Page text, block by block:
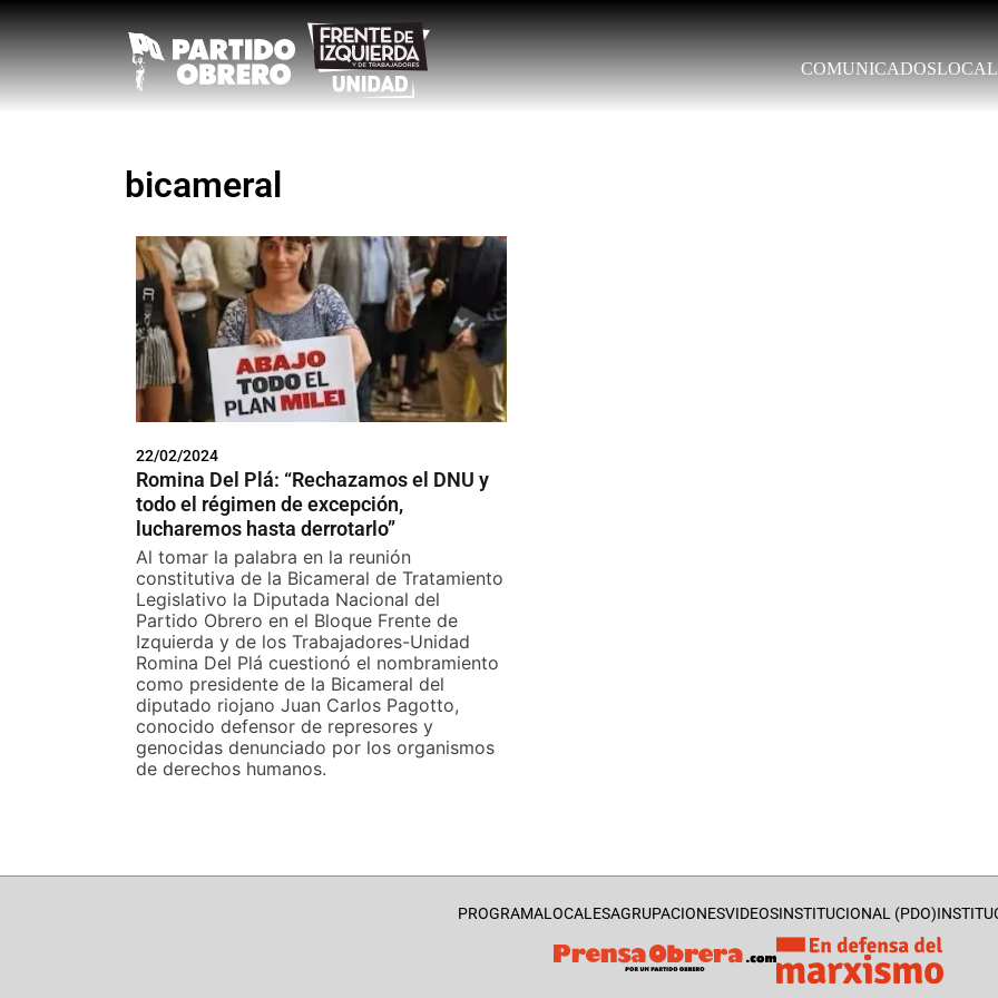
COMUNICADOS
bicameral
22/02/2024
Romina Del Plá: “Rechazamos el DNU y
todo el régimen de excepción,
lucharemos hasta derrotarlo”
Al tomar la palabra en la reunión
constitutiva de la Bicameral de Tratamiento
Legislativo la Diputada Nacional del
Partido Obrero en el Bloque Frente de
Izquierda y de los Trabajadores-Unidad
Romina Del Plá cuestionó el nombramiento
como presidente de la Bicameral del
diputado riojano Juan Carlos Pagotto,
conocido defensor de represores y
genocidas denunciado por los organismos
de derechos humanos.
PROGRAMALOCALESAGRUPACIONESVIDEOSINSTITUCIONAL (PDO)